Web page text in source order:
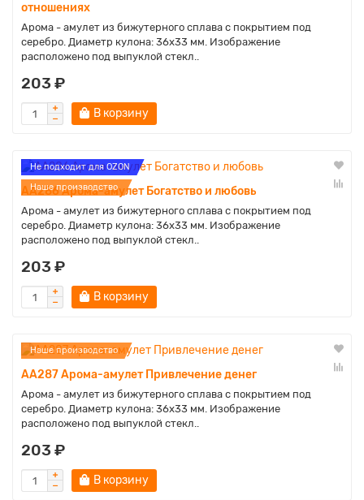
отношениях
Арома - амулет из бижутерного сплава с покрытием под
серебро. Диаметр кулона: 36х33 мм. Изображение
расположено под выпуклой стекл..
203 ₽
В корзину
Не подходит для OZON
Наше производство
AA286 Арома-амулет Богатство и любовь
Арома - амулет из бижутерного сплава с покрытием под
серебро. Диаметр кулона: 36х33 мм. Изображение
расположено под выпуклой стекл..
203 ₽
В корзину
Наше производство
AA287 Арома-амулет Привлечение денег
Арома - амулет из бижутерного сплава с покрытием под
серебро. Диаметр кулона: 36х33 мм. Изображение
расположено под выпуклой стекл..
203 ₽
В корзину